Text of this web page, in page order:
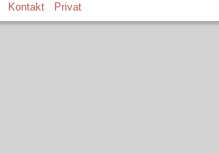
Kontakt Privat